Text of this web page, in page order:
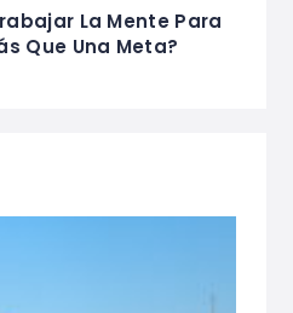
La Mente Para
Que Una Meta?